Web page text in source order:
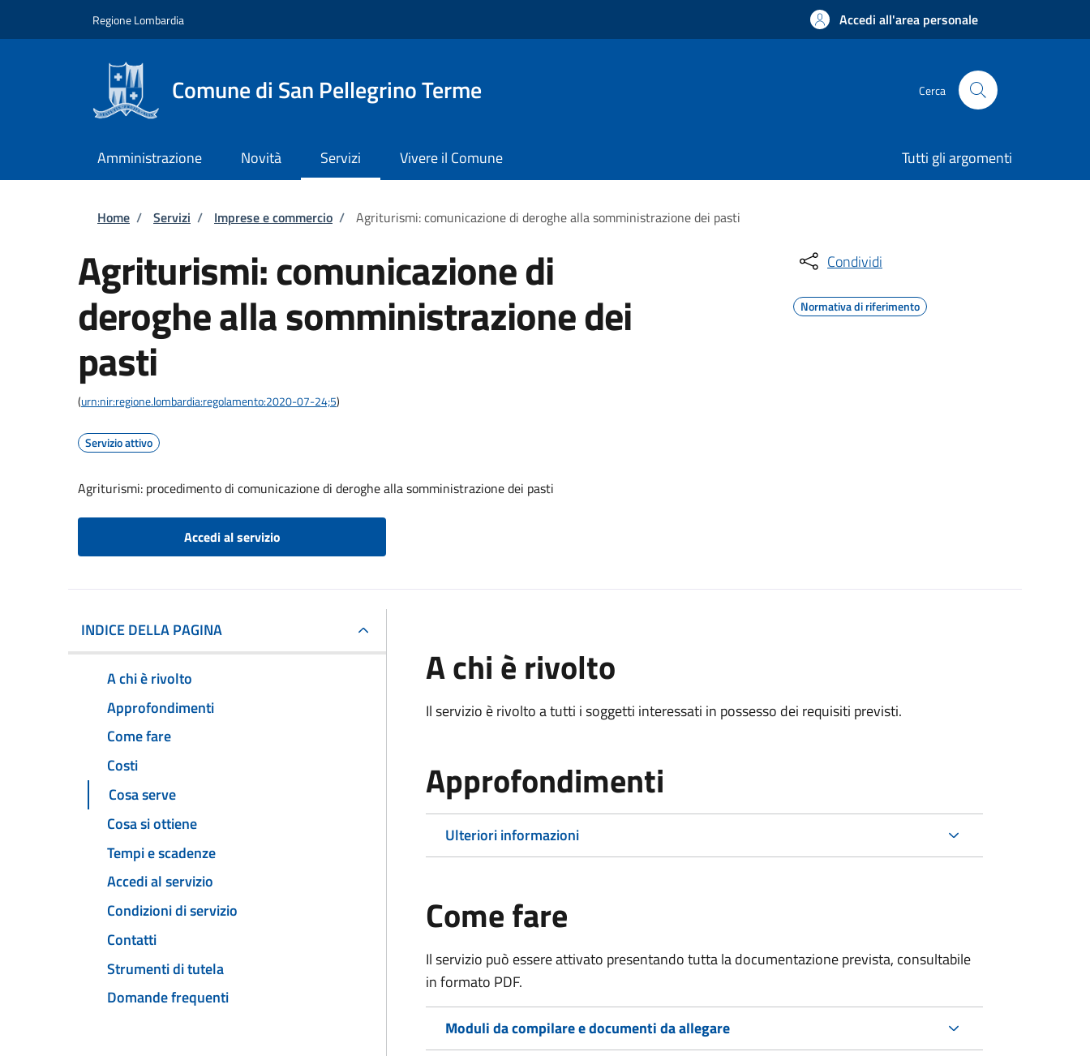
Regione Lombardia Accedi all'area personale
Comune di San Pellegrino Terme Cerca
Amministrazione Novità Servizi Vivere il Comune Tutti gli argomenti
Briciole di pane
Home / Servizi / Imprese e commercio / Agriturismi: comunicazione di deroghe alla somministrazione dei pasti
Agriturismi: comunicazione di
deroghe alla somministrazione dei
pasti
(urn:nir:regione.lombardia:regolamento:2020-07-24;5)
Servizio attivo
Agriturismi: procedimento di comunicazione di deroghe alla somministrazione dei pasti
Accedi al servizio
Condividi
Normativa di riferimento
INDICE DELLA PAGINA
A chi è rivolto
Approfondimenti
Come fare
Costi
Cosa serve
Cosa si ottiene
Tempi e scadenze
Accedi al servizio
Condizioni di servizio
Contatti
Strumenti di tutela
Domande frequenti
A chi è rivolto
Il servizio è rivolto a tutti i soggetti interessati in possesso dei requisiti previsti.
Approfondimenti
Ulteriori informazioni
Come fare
Il servizio può essere attivato presentando tutta la documentazione prevista, consultabile
in formato PDF.
Moduli da compilare e documenti da allegare